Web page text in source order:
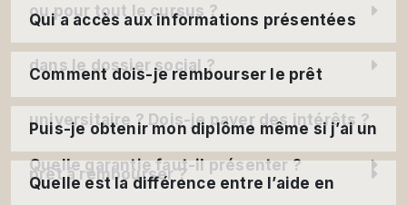
ou pour tout le cursus ?
Qui a accès aux informations présentées
dans le dossier social ?
Comment dois-je rembourser le prêt
universitaire ? Dois-je payer des intérêts ?
Quelle garantie faut-il présenter ?
Puis-je obtenir mon diplôme même si j’ai un
prêt à rembourser ?
Quelle est la différence entre l’aide en